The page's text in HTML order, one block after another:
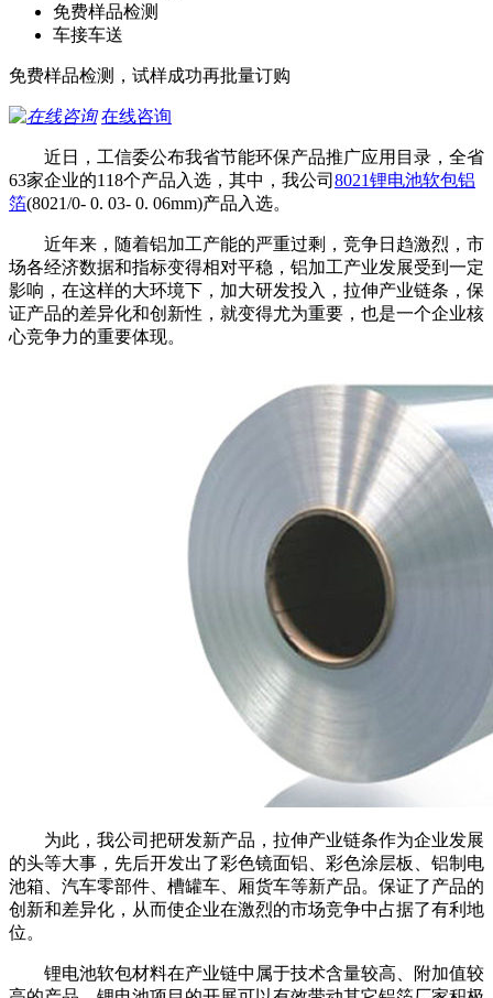
免费样品检测
车接车送
免费样品检测，试样成功再批量订购
在线咨询
近日，工信委公布我省节能环保产品推广应用目录，全省
63家企业的118个产品入选，其中，我公司 8021锂电池软包铝
箔(8021/0- 0. 03- 0. 06mm)产品入选。
近年来，随着铝加工产能的严重过剩，竞争日趋激烈，市
场各经济数据和指标变得相对平稳，铝加工产业发展受到一定
影响，在这样的大环境下，加大研发投入，拉伸产业链条，保
证产品的差异化和创新性，就变得尤为重要，也是一个企业核
心竞争力的重要体现。
为此，我公司把研发新产品，拉伸产业链条作为企业发展
的头等大事，先后开发出了彩色镜面铝、彩色涂层板、铝制电
池箱、汽车零部件、槽罐车、厢货车等新产品。保证了产品的
创新和差异化，从而使企业在激烈的市场竞争中占据了有利地
位。
锂电池软包材料在产业链中属于技术含量较高、附加值较